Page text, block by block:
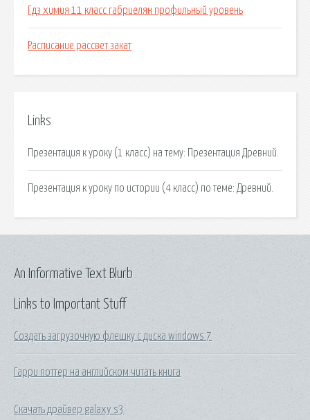
Гдз химия 11 класс габриелян профильный уровень
Расписание рассвет закат
Links
Презентация к уроку (1 класс) на тему: Презентация Древний.
Презентация к уроку по истории (4 класс) по теме: Древний.
Links to Important Stuff
Создать загрузочную флешку с диска windows 7
Гарри поттер на английском читать книга
Скачать драйвер galaxy s3
An Informative Text Blurb